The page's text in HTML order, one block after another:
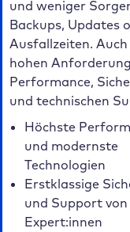
und weniger
Backups, Updates
Ausfallzeiten. Auch
hohen
Performance,
und technischen
Höchste
und modernste
Technologien
Erstklassige
und Support von
Expert:innen